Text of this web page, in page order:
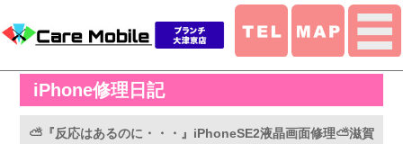
iPhone修理日記
⛅『反応はあるのに・・・』iPhoneSE2液晶画面修理⛅滋賀